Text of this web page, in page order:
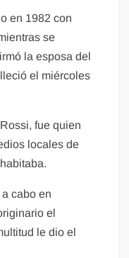
en 1982 con
se
la esposa del
el miércoles
fue quien
locales de
cabo en
el
le dio el